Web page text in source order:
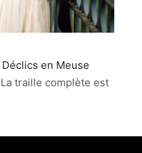
Déclics en Meuse
La traille complète est